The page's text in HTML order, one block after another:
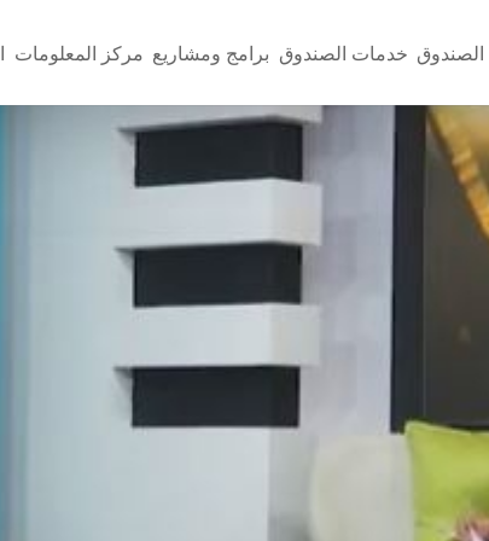
خدمات الصندوق برامج ومشاريع مركز المعلومات